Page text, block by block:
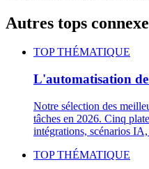
Autres tops
TOP THÉMATIQUE
L'automatisation de
Notre sélection des
tâches en 2026. Cinq
intégrations, scénarios
TOP THÉMATIQUE